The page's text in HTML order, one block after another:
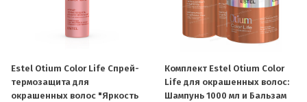
Estel Otium Color Life Спрей-
термозащита для
окрашенных волос "Яркость
Комплект Estel Otium Color
Life для окрашенных волос:
Шампунь 1000 мл и Бальзам